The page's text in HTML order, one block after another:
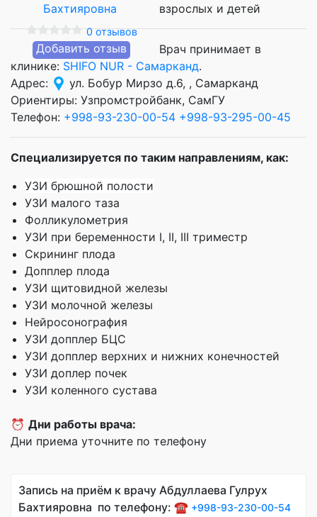
0 отзывов
Добавить отзыв
взрослых и детей
Врач принимает в
клинике: SHIFO NUR - Самарканд.
Адрес:
ул. Бобур Мирзо д.6, , Самарканд
Ориентиры: Узпромстройбанк, СамГУ
Телефон: +998-93-230-00-54 +998-93-295-00-45
Специализируется по таким направлениям, как:
УЗИ брюшной полости
УЗИ малого таза
Фолликулометрия
УЗИ при беременности I, II, III триместр
Скрининг плода
Допплер плода
УЗИ щитовидной железы
УЗИ молочной железы
Нейросонография
УЗИ допплер БЦС
УЗИ допплер верхних и нижних конечностей
УЗИ доплер почек
УЗИ коленного сустава
⏰ Дни работы врача:
Дни приема уточните по телефону
Запись на приём к врачу Абдуллаева Гулрух
Бахтияровна по телефону: ☎️ +998-93-230-00-54